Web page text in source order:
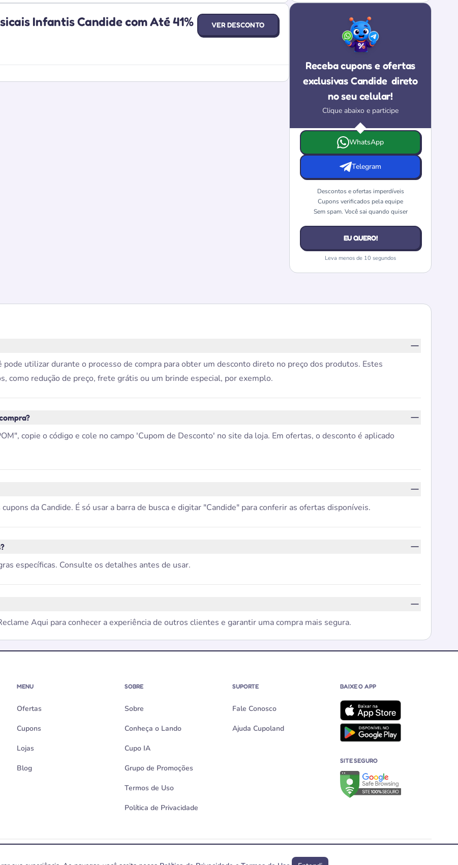
Infantis Candide com Até 41%
VER DESCONTO
Receba cupons e ofertas
exclusivas Candide direto
no seu celular!
Clique abaixo e participe
Escolha onde deseja receber as ofertas e
WhatsApp
Telegram
Descontos e ofertas imperdíveis
Cupons verificados pela equipe
Sem spam. Você sai quando quiser
EU QUERO!
Leva menos de 10 segundos
pode utilizar durante o processo de compra para obter um desconto direto no preço dos produtos. Estes
como redução de preço, frete grátis ou um brinde especial, por exemplo.
copie o código e cole no campo 'Cupom de Desconto' no site da loja. Em ofertas, o desconto é aplicado
da Candide. É só usar a barra de busca e digitar "Candide" para conferir as ofertas disponíveis.
específicas. Consulte os detalhes antes de usar.
Aqui para conhecer a experiência de outros clientes e garantir uma compra mais segura.
MENU
Ofertas
Cupons
Lojas
Blog
SOBRE
Sobre
Conheça o Lando
Cupo IA
Grupo de Promoções
Termos de Uso
Política de Privacidade
SUPORTE
Fale Conosco
Ajuda Cupoland
BAIXE O APP
SITE SEGURO
Verificação de site seguro no
links. Cupons e ofertas seguem as regras de cada loja e podem ser alterados, expirar ou não funcionar a qualquer momento.